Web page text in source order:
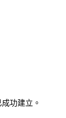
功建立。